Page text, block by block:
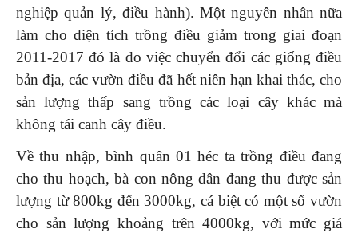
nghiệp quản lý, điều hành). Một nguyên nhân nữa
làm cho diện tích trồng điều giảm trong giai đoạn
2011-2017 đó là do việc chuyển đổi các giống điều
bản địa, các vườn điều đã hết niên hạn khai thác, cho
sản lượng thấp sang trồng các loại cây khác mà
không tái canh cây điều.
Về thu nhập, bình quân 01 héc ta trồng điều đang
cho thu hoạch, bà con nông dân đang thu được sản
lượng từ 800kg đến 3000kg, cá biệt có một số vườn
cho sản lượng khoảng trên 4000kg, với mức giá